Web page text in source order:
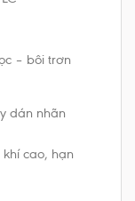
– bôi trơn
dán nhãn
cao, hạn